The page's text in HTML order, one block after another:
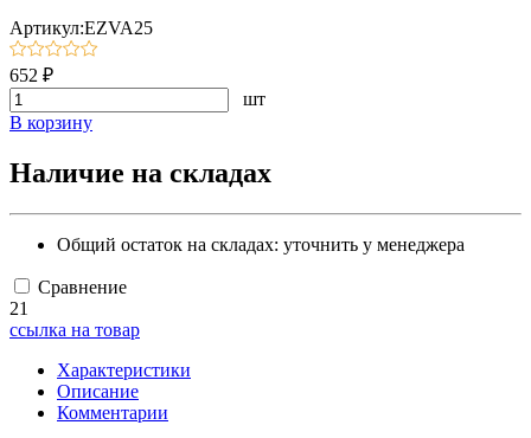
Артикул:EZVA25
652 ₽
шт
В корзину
Наличие на складах
Общий остаток на складах: уточнить у менеджера
Сравнение
21
ссылка на товар
Характеристики
Описание
Комментарии